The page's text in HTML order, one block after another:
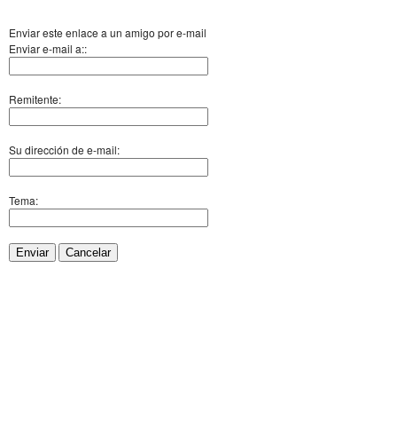
Enviar este enlace a un amigo por e-mail
Enviar e-mail a::
Remitente:
Su dirección de e-mail:
Tema:
Enviar Cancelar